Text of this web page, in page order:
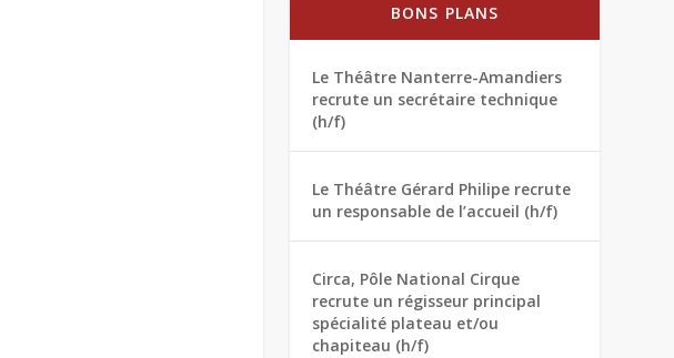
BONS PLANS
Le Théâtre Nanterre-Amandiers
recrute un secrétaire technique
(h/f)
Le Théâtre Gérard Philipe recrute
un responsable de l’accueil (h/f)
Circa, Pôle National Cirque
recrute un régisseur principal
spécialité plateau et/ou
chapiteau (h/f)